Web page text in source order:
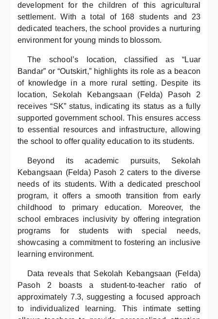
development for the children of this agricultural
settlement. With a total of 168 students and 23
dedicated teachers, the school provides a nurturing
environment for young minds to blossom.
The school’s location, classified as “Luar
Bandar” or “Outskirt,” highlights its role as a beacon
of knowledge in a more rural setting. Despite its
location, Sekolah Kebangsaan (Felda) Pasoh 2
receives “SK” status, indicating its status as a fully
supported government school. This ensures access
to essential resources and infrastructure, allowing
the school to offer quality education to its students.
Beyond its academic pursuits, Sekolah
Kebangsaan (Felda) Pasoh 2 caters to the diverse
needs of its students. With a dedicated preschool
program, it offers a smooth transition from early
childhood to primary education. Moreover, the
school embraces inclusivity by offering integration
programs for students with special needs,
showcasing a commitment to fostering an inclusive
learning environment.
Data reveals that Sekolah Kebangsaan (Felda)
Pasoh 2 boasts a student-to-teacher ratio of
approximately 7.3, suggesting a focused approach
to individualized learning. This intimate setting